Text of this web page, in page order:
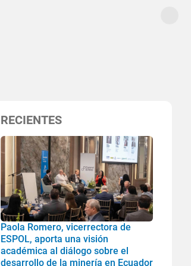
RECIENTES
Paola Romero, vicerrectora de
ESPOL, aporta una visión
académica al diálogo sobre el
desarrollo de la minería en Ecuador